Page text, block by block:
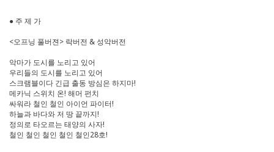
● 주 제 가
<오프닝 풀버젼> 락버전 & 성악버전
악마가 도시를 노리고 있어
우리들의 도시를 노리고 있어
스크램블이다 긴급 출동 방심은 하지마!
메카닉 스위치 온! 해머 펀치
싸워라 철인 철인 아이언 파이터!
하늘과 바다와 저 땅 끝까지!
정의로 타오르는 태양의 사자!
철인 철인 철인 철인 철인28호!